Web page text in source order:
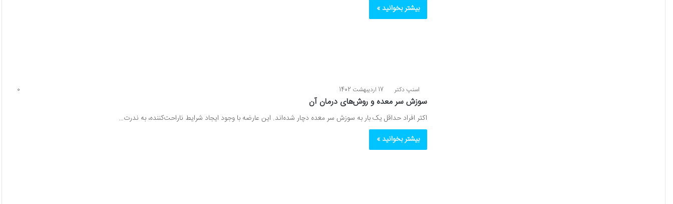
بیشتر بخوانید »
اسنپ دکتر 17 اردیبهشت 1402 0
سوزش سر معده و روش‌های درمان آن
اکثر افراد حداقل یک بار به سوزش سر معده دچار شده‌اند. این عارضه با وجود ایجاد شرایط ناراحت‌کننده، به ندرت…
بیشتر بخوانید »